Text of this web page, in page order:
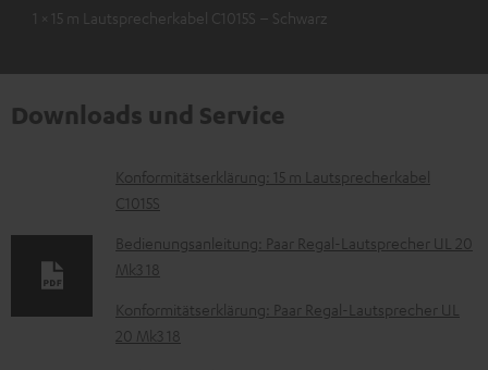
1 × 15 m Lautsprecherkabel C1015S – Schwarz
Downloads und Service
D
o
k
u
m
e
Konformitätserklärung: 15 m Lautsprecherkabel
C1015S
Bedienungsanleitung: Paar Regal-Lautsprecher UL 20
Mk3 18
Konformitätserklärung: Paar Regal-Lautsprecher UL
20 Mk3 18